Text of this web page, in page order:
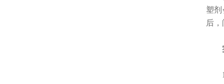
塑
后，
实
1.